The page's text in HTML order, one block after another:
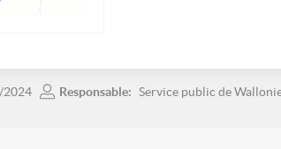
2024 Responsable: Service public de